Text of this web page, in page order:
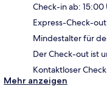
Check-in ab:
Express-Check-
Mindestalter für
Der Check-out ist
Kontaktloser
Mehr anzeigen